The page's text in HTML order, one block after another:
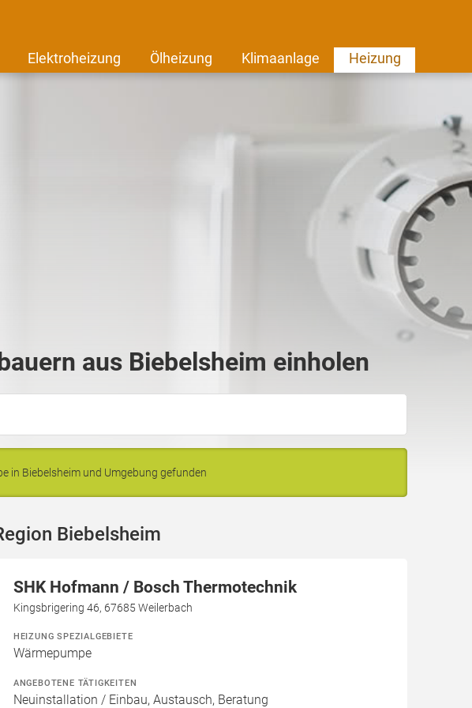
Elektroheizung Ölheizung Klimaanlage Heizung
aus Biebelsheim einholen
in Biebelsheim und Umgebung gefunden
Biebelsheim
SHK Hofmann / Bosch Thermotechnik
Kingsbrigering 46, 67685 Weilerbach
HEIZUNG SPEZIALGEBIETE
Wärmepumpe
ANGEBOTENE TÄTIGKEITEN
Neuinstallation / Einbau, Austausch, Beratung